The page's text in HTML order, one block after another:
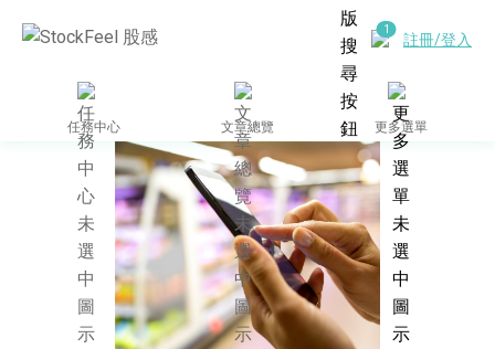
註冊/登入
任務中心 文章總覽 更多選單